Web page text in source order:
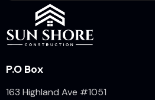
P.O Box
163 Highland Ave #1051